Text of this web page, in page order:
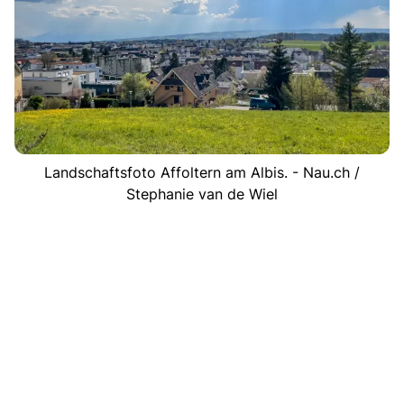
Landschaftsfoto Affoltern am Albis. - Nau.ch /
Stephanie van de Wiel